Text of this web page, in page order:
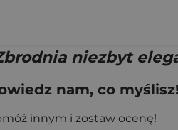
niezbyt
nam, co myślisz!
innym i zostaw ocenę!